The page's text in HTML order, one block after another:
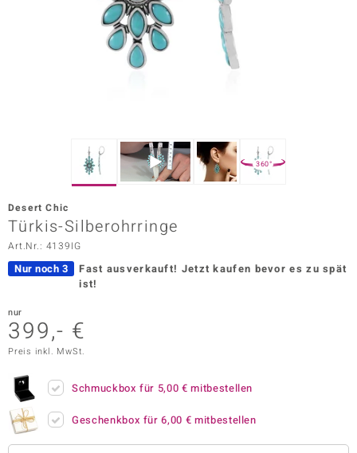
Vogue
360°
Desert Chic
Türkis-Silberohrringe
Art.Nr.: 4139IG
Nur noch 3 Fast ausverkauft! Jetzt kaufen bevor es zu spät
ist!
nur
399,- €
Preis inkl. MwSt.
Schmuckbox für 5,00 € mitbestellen
Geschenkbox für6,00 € mitbestellen